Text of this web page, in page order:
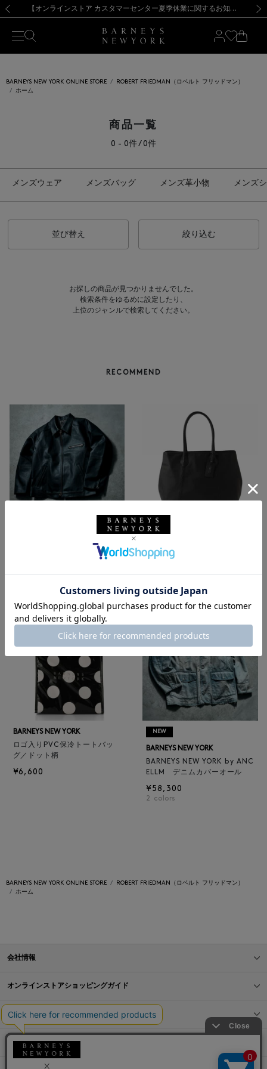
新規登録のお客様も対象！＜MY BARNEYS＞会員のお客様は11,000円（税込）以上のお買上げで常時送料無料！お買い物の際は会員登録を！
【夏季休業に伴う出荷一時停止のお知らせ】(2026.8.7) 【オンラインストア カスタマーセンター夏季休業に関するお知らせ】（2026.8.7）
【夏季休業に伴う返品・交換承り一時停止のお知らせ】（2026.8.5）
熊本県を中心とした地震の影響によるお荷物のお届けについて
【開催中】SUMMER SALEのご案内・ご注意事項 新規登録のお客様も対象！＜MY BARNEYS＞会員のお客様は11,000円（税込）以上のお買上げで常時送料無料！お買い物の際は会員登録を！
【夏季休業に伴う出荷一時停止のお知らせ】(2026.8.7)
BARNEYS NEW YORK ONLINE STORE
ROBERT FRIEDMAN（ロベルト フリッドマン）
ホーム
商品一覧
0 - 0件 / 0件
メンズウェア メンズバッグ メンズ革小物 メンズ
並び替え 絞り込む
お探しの商品が見つかりませんでした。
検索条件をゆるめに設定したり、
上位のジャンルで検索してください。
RECOMMEND
BARNEYS NEW YORK by ANC
BARNEYS NEW YORK
¥47,300
BARNEYS NEW YORK
ロゴ入りPVC保冷トートバッ
グ／ドット柄
¥6,600
NEW
BARNEYS NEW YORK
BARNEYS NEW YORK by ANC
ELLM デニムカバーオール
¥58,300
2 colors
BARNEYS NEW YORK ONLINE STORE
ROBERT FRIEDMAN（ロベルト フリッドマン）
ホーム
会社情報
オンラインストアショッピングガイド
店舗情報
サービス